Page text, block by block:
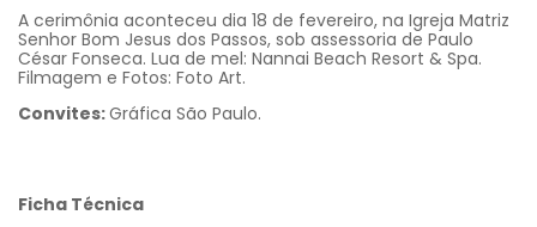
A cerimônia aconteceu dia 18 de fevereiro, na Igreja Matriz
Senhor Bom Jesus dos Passos, sob assessoria de Paulo
César Fonseca. Lua de mel: Nannai Beach Resort & Spa.
Filmagem e Fotos: Foto Art.
Convites:Gráfica São Paulo.
Ficha Técnica